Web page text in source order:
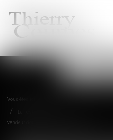
Vous êtes ici :
La restitution par le créancier de l'écart
vendeur doit être prévue par le contrat